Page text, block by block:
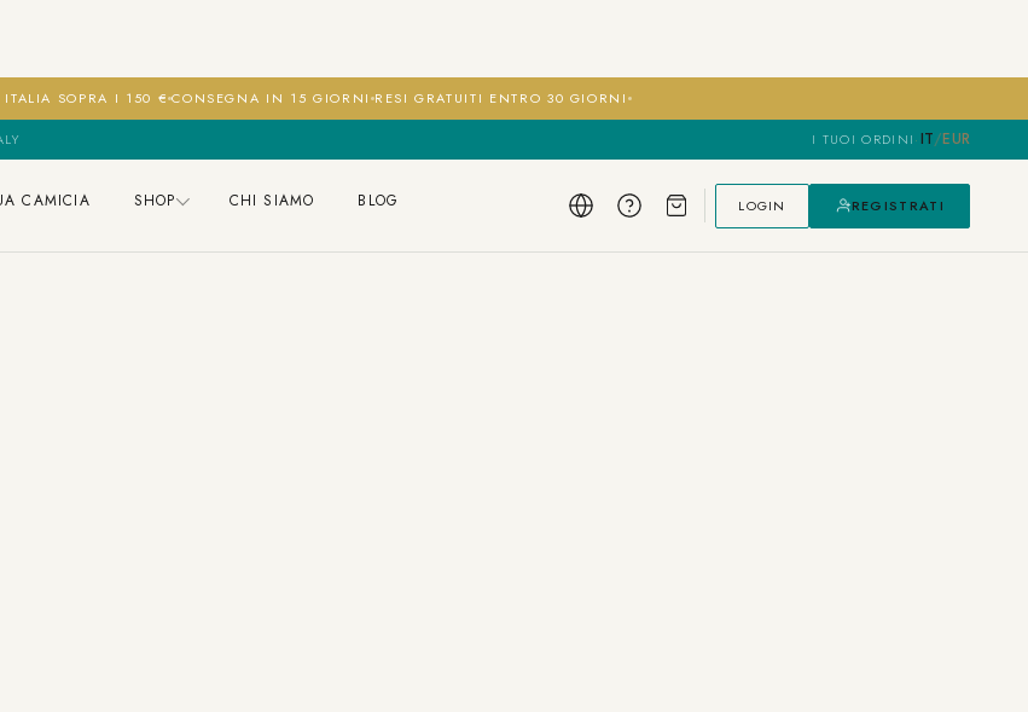
ITALIA SOPRA I 150 €CONSEGNA IN 15 GIORNI RESI GRATUITI ENTRO 30 GIORNI
I TUOI ORDINI·IT/EUR
CAMICIA SHOP CHI SIAMO BLOG LOGIN REGISTRATI